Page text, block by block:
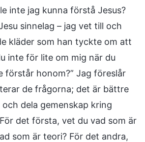
inte jag kunna förstå Jesus?
sinnelag – jag vet till och
kläder som han tyckte om att
inte för lite om mig när du
förstår honom?” Jag föreslår
de frågorna; det är bättre
dela gemenskap kring
det första, vet du vad som är
som är teori? För det andra,